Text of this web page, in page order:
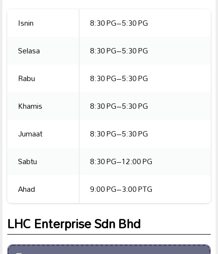
Isnin
8:30 PG–5:30 PG
Selasa
8:30 PG–5:30 PG
Rabu
8:30 PG–5:30 PG
Khamis
8:30 PG–5:30 PG
Jumaat
8:30 PG–5:30 PG
Sabtu
8:30 PG–12:00 PG
Ahad
9:00 PG–3:00 PTG
LHC Enterprise Sdn Bhd